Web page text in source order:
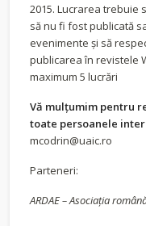
2015. Lucrarea trebuie
să nu fi fost publicată
evenimente şi să
publicarea în revistele
maximum 5 lucrări
Vă mulţumim pentru
toate persoanele
mcodrin@uaic.ro
Parteneri:
ARDAE – Asociaţia